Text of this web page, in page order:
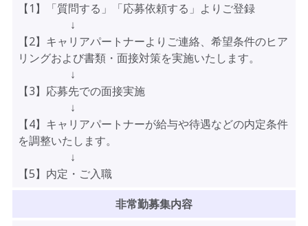
【1】「質問する」「応募依頼する」よりご登録
↓
【2】キャリアパートナーよりご連絡、希望条件のヒア
リングおよび書類・面接対策を実施いたします。
↓
【3】応募先での面接実施
↓
【4】キャリアパートナーが給与や待遇などの内定条件
を調整いたします。
↓
【5】内定・ご入職
非常勤募集内容